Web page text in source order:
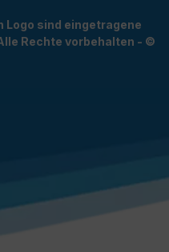
Logo sind eingetragene
Rechte vorbehalten - ©